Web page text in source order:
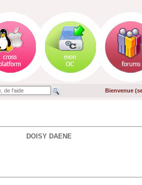
Bienvenue (
DOISY DAENE